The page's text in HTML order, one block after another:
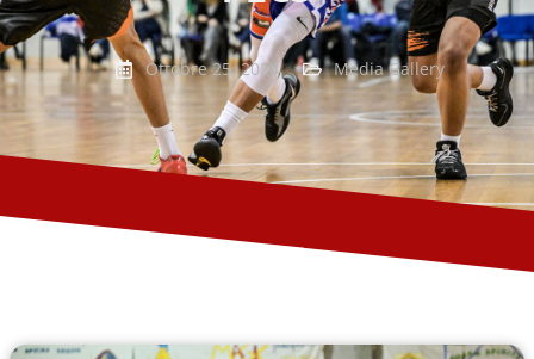
Ottobre 25, 2024 Media Gallery